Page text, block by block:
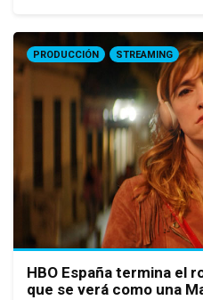
PRODUCCIÓN STREAMING
HBO España termina el
que se verá como una